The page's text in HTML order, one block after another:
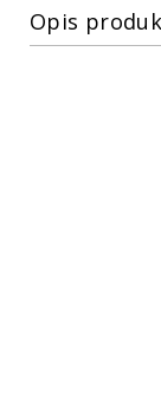
Opis